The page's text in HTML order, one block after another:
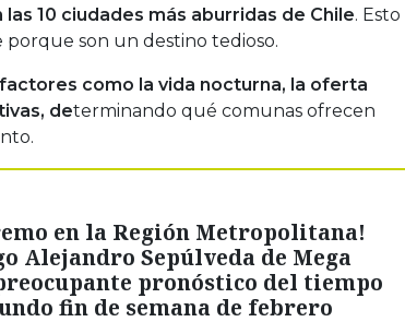
10 ciudades más aburridas de Chile. Esto
porque son un destino tedioso.
como la vida nocturna, la oferta
determinando qué comunas ofrecen
en la Región Metropolitana!
Alejandro Sepúlveda de Mega
pronóstico del tiempo
fin de semana de febrero